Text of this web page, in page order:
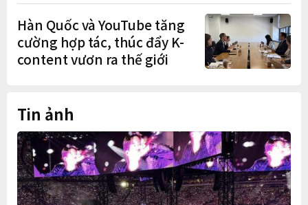
Hàn Quốc và YouTube tăng
cường hợp tác, thúc đẩy K-
content vươn ra thế giới
Tin ảnh